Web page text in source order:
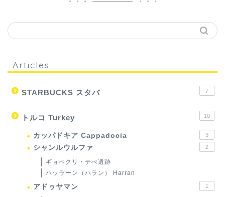
Articles
STARBUCKS スタバ 7
トルコ Turkey 10
カッパドキア Cappadocia 3
シャンルウルファ 2
ギョベクリ・テぺ遺跡
ハッラーン（ハラン） Harran
アドゥヤマン 1